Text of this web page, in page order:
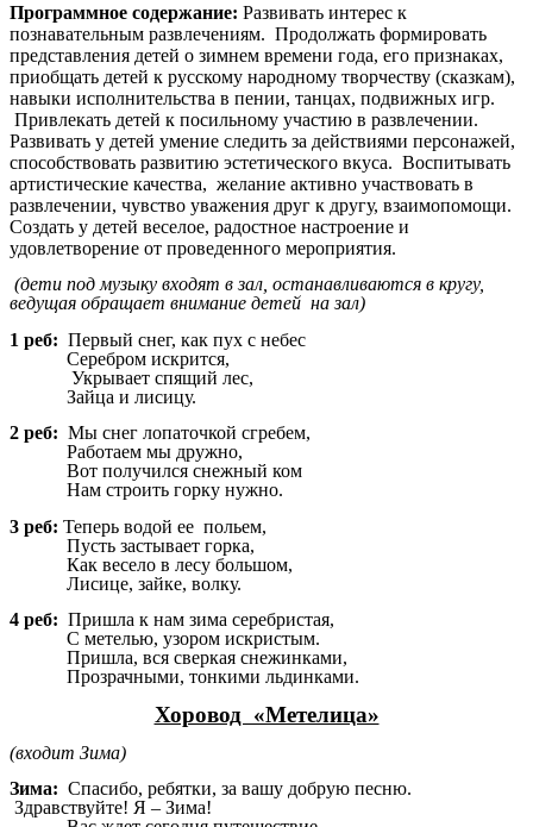
Программное содержание: Развивать интерес к
познавательным развлечениям. Продолжать формировать
представления детей о зимнем времени года, его признаках,
приобщать детей к русскому народному творчеству (сказкам),
навыки исполнительства в пении, танцах, подвижных игр.
Привлекать детей к посильному участию в развлечении.
Развивать у детей умение следить за действиями персонажей,
способствовать развитию эстетического вкуса. Воспитывать
артистические качества, желание активно участвовать в
развлечении, чувство уважения друг к другу, взаимопомощи.
Создать у детей веселое, радостное настроение и
удовлетворение от проведенного мероприятия.
(дети под музыку входят в зал, останавливаются в кругу,
ведущая обращает внимание детей на зал)
1 реб: Первый снег, как пух с небес
Серебром искрится,
Укрывает спящий лес,
Зайца и лисицу.
2 реб: Мы снег лопаточкой сгребем,
Работаем мы дружно,
Вот получился снежный ком
Нам строить горку нужно.
3 реб: Теперь водой ее польем,
Пусть застывает горка,
Как весело в лесу большом,
Лисице, зайке, волку.
4 реб: Пришла к нам зима серебристая,
С метелью, узором искристым.
Пришла, вся сверкая снежинками,
Прозрачными, тонкими льдинками.
Хоровод «Метелица»
(входит Зима)
Зима: Спасибо, ребятки, за вашу добрую песню.
Здравствуйте! Я – Зима!